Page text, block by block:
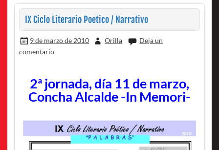
IX Ciclo Literario Poetico / Narrativo
9 de marzo de 2010 Orilla
Deja un
comentario
2ª jornada, día 11 de marzo,
Concha Alcalde -In Memori-